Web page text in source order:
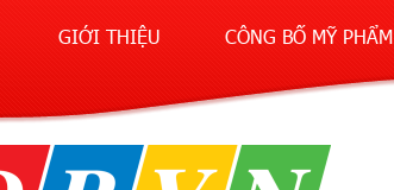
GIỚI THIỆU CÔNG BỐ MỸ PHẨM